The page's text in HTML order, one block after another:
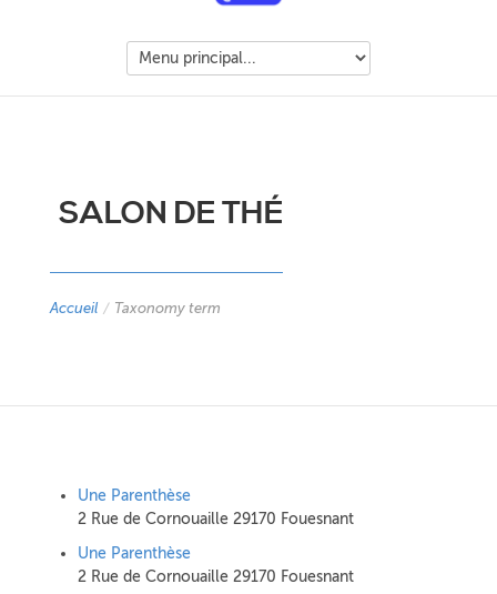
SALON DE THÉ
Accueil / Taxonomy term
Une Parenthèse
2 Rue de Cornouaille 29170 Fouesnant
Une Parenthèse
2 Rue de Cornouaille 29170 Fouesnant